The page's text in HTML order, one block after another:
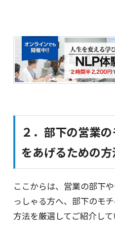
２．部下の営業
をあげるための方
ここからは、営業の部下
っしゃる方へ、部下のモ
方法を厳選してご紹介して